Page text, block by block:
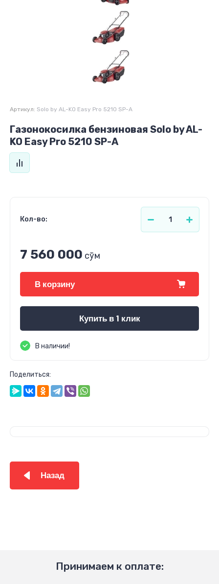
Артикул: Solo by AL-KO Easy Pro 5210 SP-A
Газонокосилка бензиновая Solo by AL-
KO Easy Pro 5210 SP-A
Кол-во:
7 560 000 сўм
В корзину
Купить в 1 клик
В наличии!
Поделиться:
Назад
Принимаем к оплате: